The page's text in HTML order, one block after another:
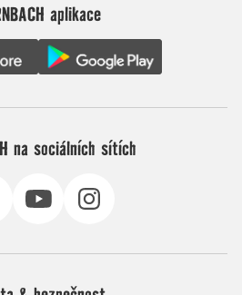
aplikace
na sociálních sítích